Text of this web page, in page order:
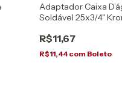
Adaptador Caixa
Soldável 25x3/4"
R$11,67
R$11,44 com Boleto